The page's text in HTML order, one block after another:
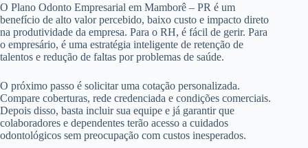
O Plano Odonto Empresarial em Mamborê – PR é um
benefício de alto valor percebido, baixo custo e impacto direto
na produtividade da empresa. Para o RH, é fácil de gerir. Para
o empresário, é uma estratégia inteligente de retenção de
talentos e redução de faltas por problemas de saúde.
O próximo passo é solicitar uma cotação personalizada.
Compare coberturas, rede credenciada e condições comerciais.
Depois disso, basta incluir sua equipe e já garantir que
colaboradores e dependentes terão acesso a cuidados
odontológicos sem preocupação com custos inesperados.